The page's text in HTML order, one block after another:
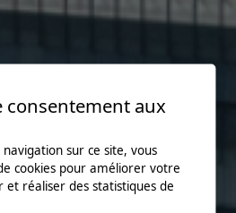
consentement aux
sur ce site, vous
cookies pour améliorer votre
et réaliser des statistiques de